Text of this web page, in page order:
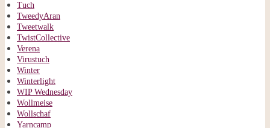
Tuch
TweedyAran
Tweetwalk
TwistCollective
Verena
Virustuch
Winter
Winterlight
WIP Wednesday
Wollmeise
Wollschaf
Yarncamp